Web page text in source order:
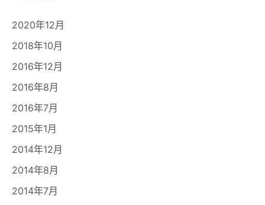
2020年12月
2018年10月
2016年12月
2016年8月
2016年7月
2015年1月
2014年12月
2014年8月
2014年7月